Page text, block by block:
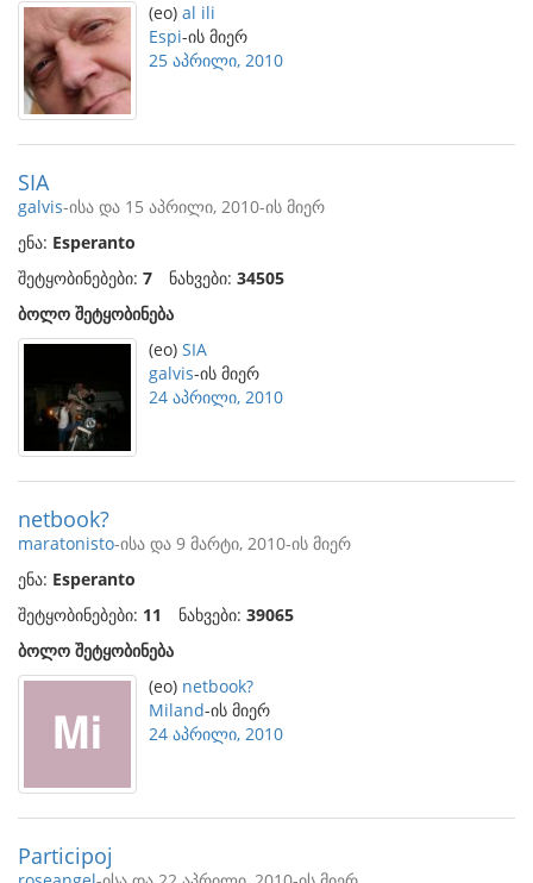
(eo) al ili
Espi-ის მიერ
25 აპრილი, 2010
SIA
galvis-ისა და 15 აპრილი, 2010-ის მიერ
ენა: Esperanto
შეტყობინებები: 7 ნახვები: 34505
ბოლო შეტყობინება
(eo) SIA
galvis-ის მიერ
24 აპრილი, 2010
netbook?
maratonisto-ისა და 9 მარტი, 2010-ის მიერ
ენა: Esperanto
შეტყობინებები: 11 ნახვები: 39065
ბოლო შეტყობინება
(eo) netbook?
Miland-ის მიერ
24 აპრილი, 2010
Participoj